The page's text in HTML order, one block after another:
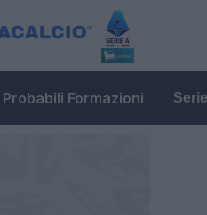
Probabili Formazioni